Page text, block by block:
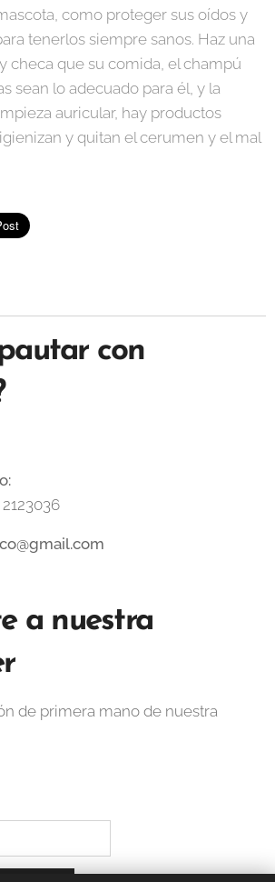
como proteger sus oídos y
tenerlos siempre sanos. Haz una
checa que su comida, el champú
sean lo adecuado para él, y la
auricular, hay productos
y quitan el cerumen y el mal
con
a nuestra
de primera mano de nuestra